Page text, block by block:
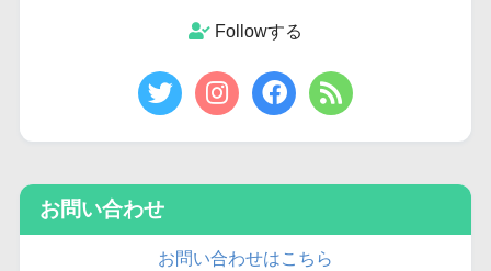
Followする
お問い合わせ
お問い合わせはこちら